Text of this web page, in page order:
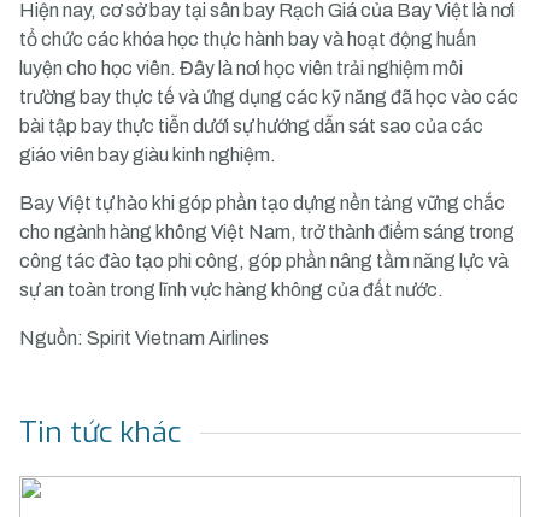
Hiện nay, cơ sở bay tại sân bay Rạch Giá của Bay Việt là nơi
tổ chức các khóa học thực hành bay và hoạt động huấn
luyện cho học viên. Đây là nơi học viên trải nghiệm môi
trường bay thực tế và ứng dụng các kỹ năng đã học vào các
bài tập bay thực tiễn dưới sự hướng dẫn sát sao của các
giáo viên bay giàu kinh nghiệm.
Bay Việt tự hào khi góp phần tạo dựng nền tảng vững chắc
cho ngành hàng không Việt Nam, trở thành điểm sáng trong
công tác đào tạo phi công, góp phần nâng tầm năng lực và
sự an toàn trong lĩnh vực hàng không của đất nước.
Nguồn: Spirit Vietnam Airlines
Tin tức khác